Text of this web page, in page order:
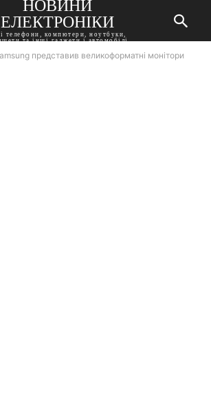
НОВИНИ
ЕЛЕКТРОНІКИ
телефони, компютери, ноутбуки,
та інші гаджети і автомобілі
представив великоформатні монітори